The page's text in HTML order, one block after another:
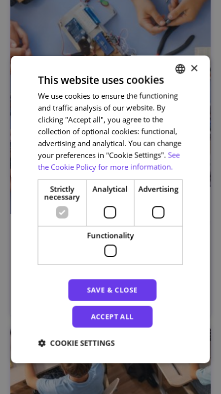
Pensamento Computacional e Robótica
Universidade de Lisboa
PORTUGUESE
ENGLISH
×
This website uses cookies
We use cookies to ensure the functioning
and traffic analysis of our website. By
clicking "Accept all", you agree to the
collection of optional cookies: functional,
advertising and analytical. You can change
your preferences in "Cookie Settings". See
the Cookie Policy for more information.
Strictly
necessary
Analytical Advertising
Functionality
SAVE & CLOSE
ACCEPT ALL
COOKIE SETTINGS